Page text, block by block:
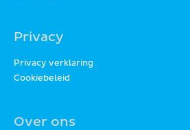
Privacy
Privacy verklaring
Cookiebeleid
Over ons